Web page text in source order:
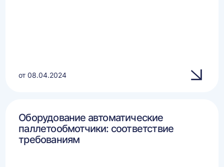
от 08.04.2024
Оборудование автоматические
паллетообмотчики: соответствие
требованиям